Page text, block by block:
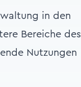
in den
Bereiche des
Nutzungen